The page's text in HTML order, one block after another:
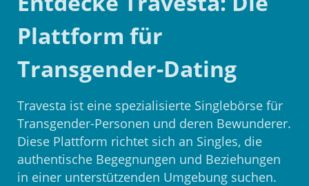
Plattform für
Transgender-Dating
Travesta ist eine spezialisierte Singlebörse für
Transgender-Personen und deren Bewunderer.
Diese Plattform richtet sich an Singles, die
authentische Begegnungen und Beziehungen
in einer unterstützenden Umgebung suchen.